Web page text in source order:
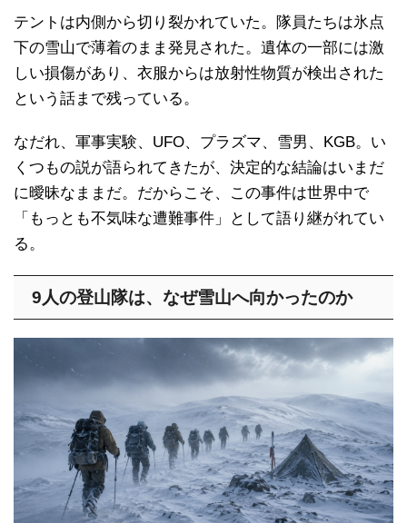
テントは内側から切り裂かれていた。隊員たちは氷点
下の雪山で薄着のまま発見された。遺体の一部には激
しい損傷があり、衣服からは放射性物質が検出された
という話まで残っている。
なだれ、軍事実験、UFO、プラズマ、雪男、KGB。い
くつもの説が語られてきたが、決定的な結論はいまだ
に曖昧なままだ。だからこそ、この事件は世界中で
「もっとも不気味な遭難事件」として語り継がれてい
る。
9人の登山隊は、なぜ雪山へ向かったのか